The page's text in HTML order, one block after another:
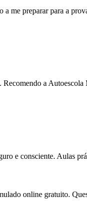
me preparar para a
a
e consciente. Aulas
online gratuito.